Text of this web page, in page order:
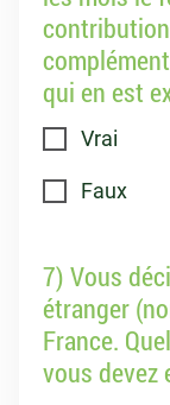
qui en est
Vrai
Faux
7) Vous
étranger
France.
vous devez